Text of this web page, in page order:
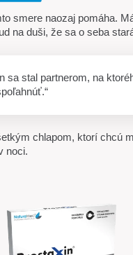
smere naozaj pomáha.
na duši, že sa o seba
sa stal partnerom, na
chlapom, ktorí chcú
noci.